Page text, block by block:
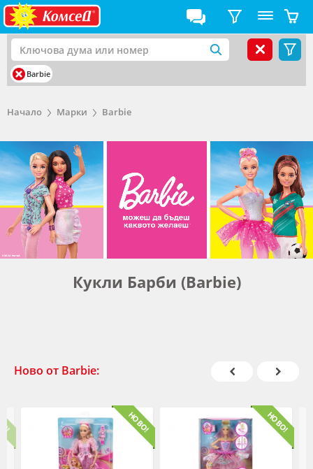
Barbie
Начало Марки Barbie
Кукли Барби (Barbie)
Ново от Barbie: